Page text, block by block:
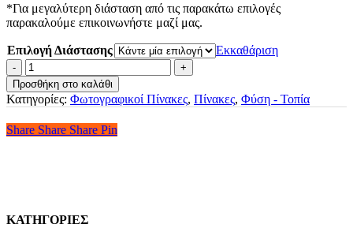
*Για μεγαλύτερη διάσταση από τις παρακάτω επιλογές
παρακαλούμε επικοινωνήστε μαζί μας.
Επιλογή Διάστασης
Εκκαθάριση
Πίνακας
Σε
Καμβά
-
Σιδηρόδρομος
Στο
Προσθήκη στο καλάθι
Κατηγορίες: Φωτογραφικοί Πίνακες, Πίνακες, Φύση - Τοπία
Share
Share Share Share Pin
ΚΑΤΗΓΟΡΙΕΣ